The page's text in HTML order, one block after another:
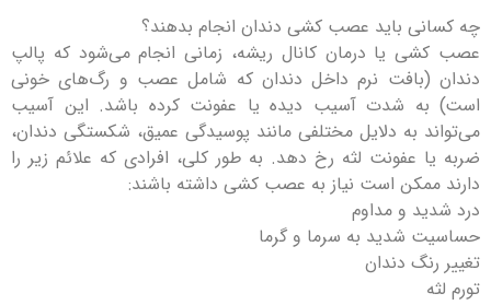
چه کسانی باید عصب کشی دندان انجام بدهند؟
عصب کشی یا درمان کانال ریشه، زمانی انجام می‌شود که پالپ
دندان (بافت نرم داخل دندان که شامل عصب و رگ‌های خونی
است) به شدت آسیب دیده یا عفونت کرده باشد. این آسیب
می‌تواند به دلایل مختلفی مانند پوسیدگی عمیق، شکستگی دندان،
ضربه یا عفونت لثه رخ دهد. به طور کلی، افرادی که علائم زیر را
دارند ممکن است نیاز به عصب کشی داشته باشند:
درد شدید و مداوم
حساسیت شدید به سرما و گرما
تغییر رنگ دندان
تورم لثه